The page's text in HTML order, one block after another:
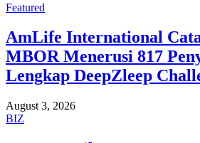
Featured
AmLife International
MBOR Menerusi 817
Lengkap DeepZleep
August 3, 2026
BIZ